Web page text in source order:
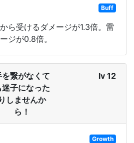
Buff
ら受けるダメージが1.3倍。雷
ジが0.8倍。
を繋がなくて
迷子になった
りしませんか
ら！
lv 12
Growth